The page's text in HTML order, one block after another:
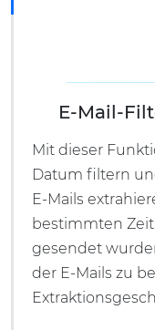
E-Mail-
Mit dieser
Datum filtern
E-Mails
bestimmten
gesendet
der E-Mails zu